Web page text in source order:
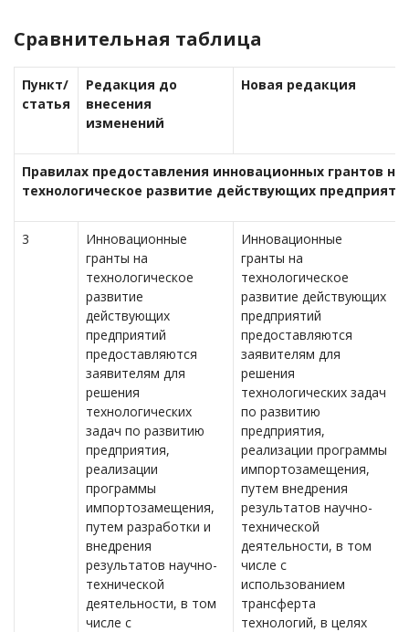
Сравнительная таблица
Пункт/
статья
Редакция до
внесения
изменений
Новая редакция
Правилах предоставления инновационных грантов на
технологическое развитие действующих
3
Инновационные
гранты на
технологическое
развитие
действующих
предприятий
предоставляются
заявителям для
решения
технологических
задач по развитию
предприятия,
реализации
программы
импортозамещения,
путем разработки и
внедрения
результатов научно-
технической
деятельности, в том
числе с
Инновационные
гранты на
технологическое
развитие действующих
предприятий
предоставляются
заявителям для
решения
технологических задач
по развитию
предприятия,
реализации программы
импортозамещения,
путем внедрения
результатов научно-
технической
деятельности, в том
числе с
использованием
трансферта
технологий, в целях